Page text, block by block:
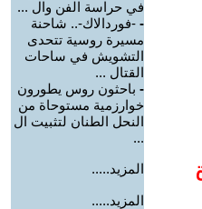
في حراسة الفن وال ...
- -فوردالاك-.. شاحنة
مسيرة روسية تتحدى
التشويش في ساحات
القتال ...
- باحثون روس يطورون
خوارزمية مستوحاة من
النحل الطنان لتثبيت ال
...
المزيد.....
المزيد.....